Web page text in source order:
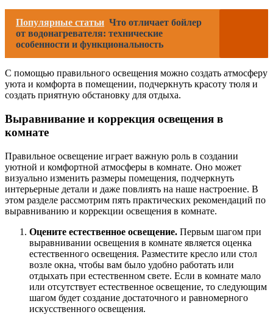
Популярные статьи Что отличает бойлер
от водонагревателя: технические
особенности и функциональность
С помощью правильного освещения можно создать атмосферу
уюта и комфорта в помещении, подчеркнуть красоту тюля и
создать приятную обстановку для отдыха.
Выравнивание и коррекция освещения в
комнате
Правильное освещение играет важную роль в создании
уютной и комфортной атмосферы в комнате. Оно может
визуально изменить размеры помещения, подчеркнуть
интерьерные детали и даже повлиять на наше настроение. В
этом разделе рассмотрим пять практических рекомендаций по
выравниванию и коррекции освещения в комнате.
Оцените естественное освещение. Первым шагом при
выравнивании освещения в комнате является оценка
естественного освещения. Разместите кресло или стол
возле окна, чтобы вам было удобно работать или
отдыхать при естественном свете. Если в комнате мало
или отсутствует естественное освещение, то следующим
шагом будет создание достаточного и равномерного
искусственного освещения.